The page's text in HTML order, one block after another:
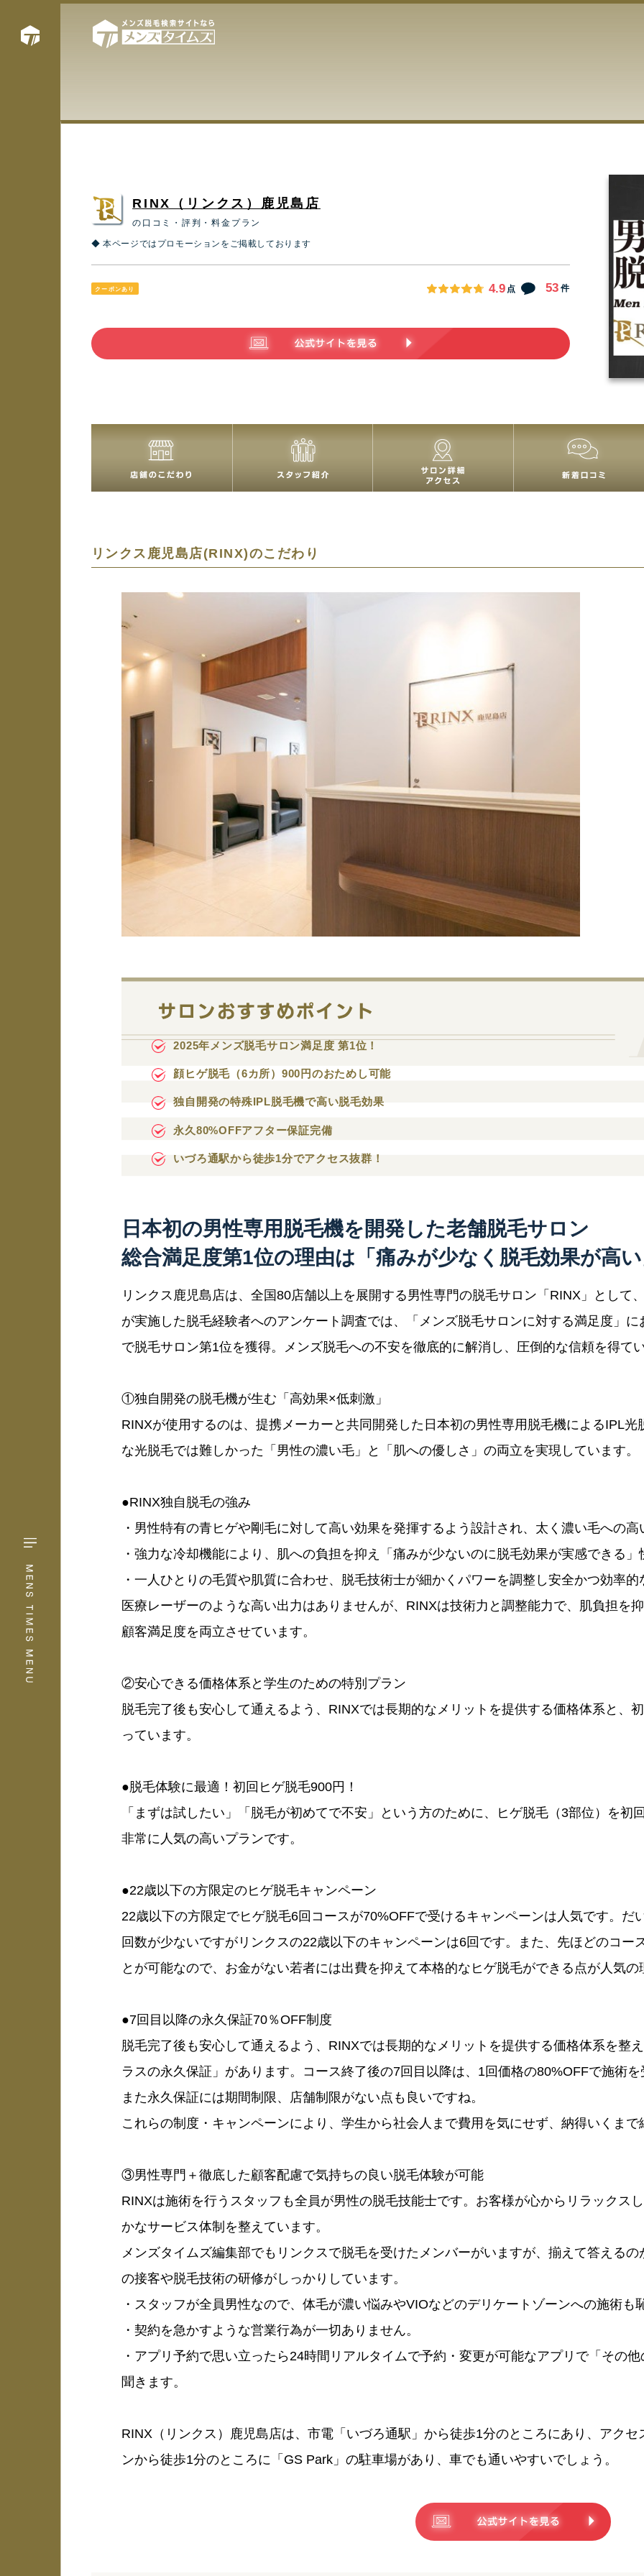
RINX（リンクス）鹿児島店
の口コミ・評判・料金プラン
◆ 本ページではプロモーションをご掲載しております
クーポンあり 4.9 点 53 件
リンクス鹿児島店(RINX)のこだわり
2025年メンズ脱毛サロン満足度 第1位！
顔ヒゲ脱毛（6カ所）900円のおためし可能
独自開発の特殊IPL脱毛機で高い脱毛効果
永久80%OFFアフター保証完備
いづろ通駅から徒歩1分でアクセス抜群！
日本初の男性専用脱毛機を開発した老舗脱毛サロン
総合満足度第1位の理由は「痛みが少なく脱毛効果が高
リンクス鹿児島店は、全国80店舗以上を展開する男性専門の脱毛サロン「RINX」として
が実施した脱毛経験者へのアンケート調査では、「メンズ脱毛サロンに対する満足度」
で脱毛サロン第1位を獲得。メンズ脱毛への不安を徹底的に解消し、圧倒的な信頼を得て
①独自開発の脱毛機が生む「高効果×低刺激」
RINXが使用するのは、提携メーカーと共同開発した日本初の男性専用脱毛機によるIPL
な光脱毛では難しかった「男性の濃い毛」と「肌への優しさ」の両立を実現しています。
●RINX独自脱毛の強み
・男性特有の青ヒゲや剛毛に対して高い効果を発揮するよう設計され、太く濃い毛への
・強力な冷却機能により、肌への負担を抑え「痛みが少ないのに脱毛効果が実感できる
・一人ひとりの毛質や肌質に合わせ、脱毛技術士が細かくパワーを調整し安全かつ効率
医療レーザーのような高い出力はありませんが、RINXは技術力と調整能力で、肌負担を
顧客満足度を両立させています。
②安心できる価格体系と学生のための特別プラン
脱毛完了後も安心して通えるよう、RINXでは長期的なメリットを提供する価格体系と、
っています。
●脱毛体験に最適！初回ヒゲ脱毛900円！
「まずは試したい」「脱毛が初めてで不安」という方のために、ヒゲ脱毛（3部位）を
非常に人気の高いプランです。
●22歳以下の方限定のヒゲ脱毛キャンペーン
22歳以下の方限定でヒゲ脱毛6回コースが70%OFFで受けるキャンペーンは人気です。だ
回数が少ないですがリンクスの22歳以下のキャンペーンは6回です。また、先ほどのコ
とが可能なので、お金がない若者には出費を抑えて本格的なヒゲ脱毛ができる点が人気の
●7回目以降の永久保証70％OFF制度
脱毛完了後も安心して通えるよう、RINXでは長期的なメリットを提供する価格体系を整
ラスの永久保証」があります。コース終了後の7回目以降は、1回価格の80%OFFで施術
また永久保証には期間制限、店舗制限がない点も良いですね。
これらの制度・キャンペーンにより、学生から社会人まで費用を気にせず、納得いくま
③男性専門＋徹底した顧客配慮で気持ちの良い脱毛体験が可能
RINXは施術を行うスタッフも全員が男性の脱毛技能士です。お客様が心からリラックス
かなサービス体制を整えています。
メンズタイムズ編集部でもリンクスで脱毛を受けたメンバーがいますが、揃えて答える
の接客や脱毛技術の研修がしっかりしています。
・スタッフが全員男性なので、体毛が濃い悩みやVIOなどのデリケートゾーンへの施術
・契約を急かすような営業行為が一切ありません。
・アプリ予約で思い立ったら24時間リアルタイムで予約・変更が可能なアプリで「その
聞きます。
RINX（リンクス）鹿児島店は、市電「いづろ通駅」から徒歩1分のところにあり、アク
ンから徒歩1分のところに「GS Park」の駐車場があり、車でも通いやすいでしょう。